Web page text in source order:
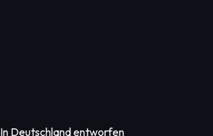
In Deutschland entworfen